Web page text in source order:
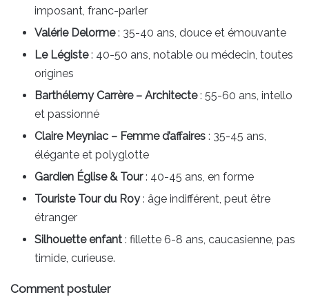
imposant, franc-parler
Valérie Delorme: 35-40 ans, douce et émouvante
Le Légiste: 40-50 ans, notable ou médecin, toutes
origines
Barthélemy Carrère – Architecte: 55-60 ans, intello
et passionné
Claire Meyniac – Femme d’affaires : 35-45 ans,
élégante et polyglotte
Gardien Église & Tour: 40-45 ans, en forme
Touriste Tour du Roy: âge indifférent, peut être
étranger
Silhouette enfant : fillette 6-8 ans, caucasienne, pas
timide, curieuse.
Comment postuler